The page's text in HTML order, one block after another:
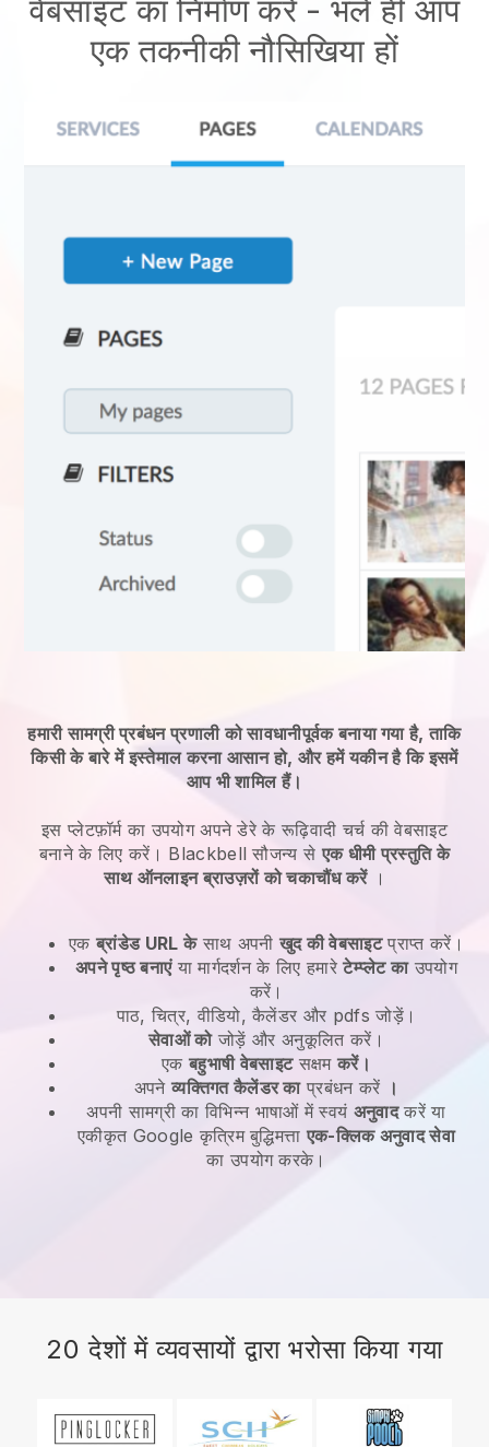
वेबसाइट का निर्माण करें- भले ही आप
एक तकनीकी नौसिखिया हों
हमारी सामग्री प्रबंधन प्रणाली को सावधानीपूर्वक बनाया गया है, ताकि
किसी के बारे में इस्तेमाल करना आसान हो, और हमें यकीन है कि इसमें
आप भी शामिल हैं।
इस प्लेटफ़ॉर्म का उपयोग अपने डेरे के रूढ़िवादी चर्च की वेबसाइट
बनाने के लिए करें। Blackbell सौजन्य सेएक धीमी प्रस्तुति के
साथ ऑनलाइन ब्राउज़रों को चकाचौंध करें।
एकब्रांडेड URL केसाथ अपनीखुद की वेबसाइटप्राप्त करें।
अपने पृष्ठ बनाएंया मार्गदर्शन के लिए हमारेटेम्प्लेट काउपयोग
करें।
पाठ, चित्र, वीडियो, कैलेंडर और pdfs जोड़ें।
सेवाओं कोजोड़ें और अनुकूलित करें।
एकबहुभाषी वेबसाइटसक्षमकरें।
अपनेव्यक्तिगत कैलेंडर काप्रबंधन करें ।
अपनी सामग्री का विभिन्न भाषाओं में स्वयं अनुवादकरें या
एकीकृत Google कृत्रिम बुद्धिमत्ताएक-क्लिक अनुवाद सेवा
का उपयोग करके।
20 देशों में व्यवसायों द्वारा भरोसा किया गया